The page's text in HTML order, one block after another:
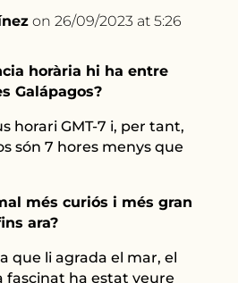
on 26/09/2023 at 5:26
horària hi ha entre
Galápagos?
horari GMT-7 i, per tant,
són 7 hores menys que
més curiós i més gran
ara?
que li agrada el mar, el
fascinat ha estat veure